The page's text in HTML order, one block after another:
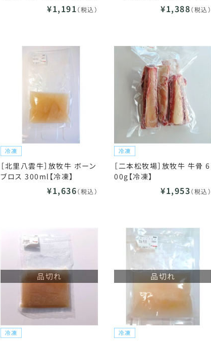
¥1,191（税込） ¥1,388（税込）
［北里八雲牛］放牧牛 ボーン
ブロス 300ml【冷凍】
¥1,636（税込）
［二本松牧場］放牧牛 牛骨 6
00g【冷凍】
¥1,953（税込）
品切れ 品切れ